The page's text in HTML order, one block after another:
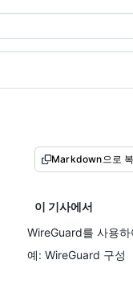
Markdown으로
이 기사에서
WireGuard를 사용
예: WireGuard 구성